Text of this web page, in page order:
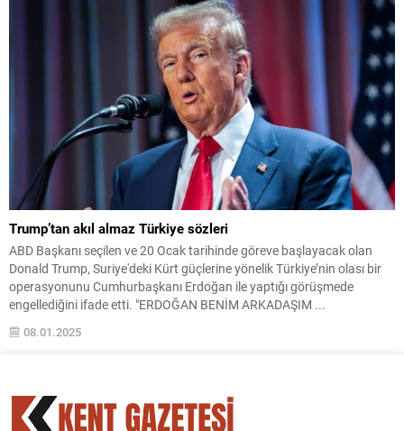
Trump’tan akıl almaz Türkiye sözleri
ABD Başkanı seçilen ve 20 Ocak tarihinde göreve başlayacak olan
Donald Trump, Suriye'deki Kürt güçlerine yönelik Türkiye’nin olası bir
operasyonunu Cumhurbaşkanı Erdoğan ile yaptığı görüşmede
engellediğini ifade etti. "ERDOĞAN BENİM ARKADAŞIM ...
08.01.2025